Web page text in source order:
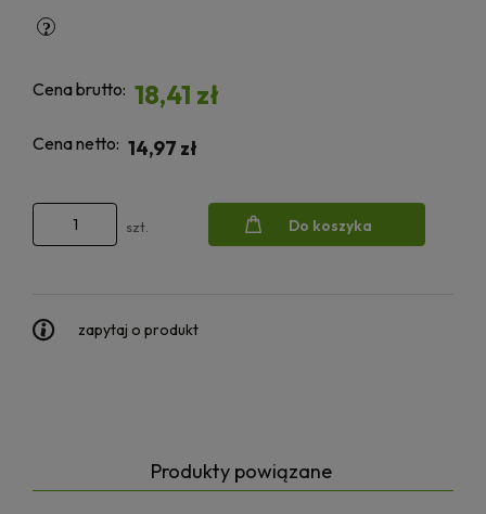
Cena brutto: 18,41 zł
Cena netto: 14,97 zł
szt. Do koszyka
zapytaj o produkt
Produkty powiązane